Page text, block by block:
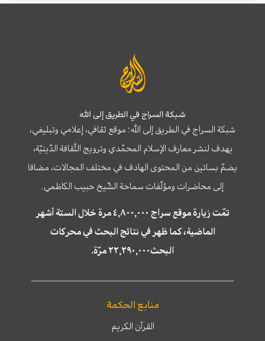
شبكة السراج في الطريق إلى الله
شبكة السراج في الطريق إلى الله؛ موقع ثقافي، إعلامي وتبليغي،
يهدف لنشر معارف الإسلام المحمّدي وترويج الثّقافة الدّينيّة،
يضمّ بساتين من المحتوى الهادف في مختلف المجالات، مضافا
إلى محاضرات ومؤلّفات سماحة الشّيخ حبيب الكاظمي.
تمّت زيارة موقع سراج ٤,٨٠٠,٠٠٠ مرة خلال الستة أشهر
الماضية، كما ظهر في نتائج البحث في محركات
البحث٢٢,٢٩٠,٠٠٠ مرّة.
منابع الحكمة
القرآن الكريم